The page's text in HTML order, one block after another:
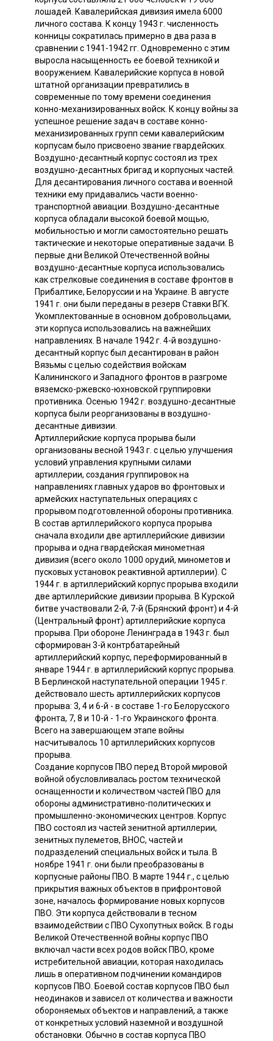
лошадей. Кавалерийская дивизия имела 6000
личного состава. К концу 1943 г. численность
конницы сократилась примерно в два раза в
сравнении с 1941-1942 гг. Одновременно с этим
выросла насыщенность ее боевой техникой и
вооружением. Кавалерийские корпуса в новой
штатной организации превратились в
современные по тому времени соединения
конно-механизированных войск. К концу войны за
успешное решение задач в составе конно-
механизированных групп семи кавалерийским
корпусам было присвоено звание гвардейских.
Воздушно-десантный корпус состоял из трех
воздушно-десантных бригад и корпусных частей.
Для десантирования личного состава и военной
техники ему придавались части военно-
транспортной авиации. Воздушно-десантные
корпуса обладали высокой боевой мощью,
мобильностью и могли самостоятельно решать
тактические и некоторые оперативные задачи. В
первые дни Великой Отечественной войны
воздушно-десантные корпуса использовались
как стрелковые соединения в составе фронтов в
Прибалтике, Белоруссии и на Украине. В августе
1941 г. они были переданы в резерв Ставки ВГК.
Укомплектованные в основном добровольцами,
эти корпуса использовались на важнейших
направлениях. В начале 1942 г. 4-й воздушно-
десантный корпус был десантирован в район
Вязьмы с целью содействия войскам
Калининского и Западного фронтов в разгроме
вяземско-ржевско-юхновской группировки
противника. Осенью 1942 г. воздушно-десантные
корпуса были реорганизованы в воздушно-
десантные дивизии.
Артиллерийские корпуса прорыва были
организованы весной 1943 г. с целью улучшения
условий управления крупными силами
артиллерии, создания группировок на
направлениях главных ударов во фронтовых и
армейских наступательных операциях с
прорывом подготовленной обороны противника.
В состав артиллерийского корпуса прорыва
сначала входили две артиллерийские дивизии
прорыва и одна гвардейская минометная
дивизия (всего около 1000 орудий, минометов и
пусковых установок реактивной артиллерии). С
1944 г. в артиллерийский корпус прорыва входили
две артиллерийские дивизии прорыва. В Курской
битве участвовали 2-й, 7-й (Брянский фронт) и 4-й
(Центральный фронт) артиллерийские корпуса
прорыва. При обороне Ленинграда в 1943 г. был
сформирован 3-й контрбатарейный
артиллерийский корпус, переформированный в
январе 1944 г. в артиллерийский корпус прорыва.
В Берлинской наступательной операции 1945 г.
действовало шесть артиллерийских корпусов
прорыва: 3, 4 и 6-й - в составе 1-го Белорусского
фронта, 7, 8 и 10-й - 1-го Украинского фронта.
Всего на завершающем этапе войны
насчитывалось 10 артиллерийских корпусов
прорыва.
Создание корпусов ПВО перед Второй мировой
войной обусловливалась ростом технической
оснащенности и количеством частей ПВО для
обороны административно-политических и
промышленно-экономических центров. Корпус
ПВО состоял из частей зенитной артиллерии,
зенитных пулеметов, ВНОС, частей и
подразделений специальных войск и тыла. В
ноябре 1941 г. они были преобразованы в
корпусные районы ПВО. В марте 1944 г., с целью
прикрытия важных объектов в прифронтовой
зоне, началось формирование новых корпусов
ПВО. Эти корпуса действовали в тесном
взаимодействии с ПВО Сухопутных войск. В годы
Великой Отечественной войны корпус ПВО
включал части всех родов войск ПВО, кроме
истребительной авиации, которая находилась
лишь в оперативном подчинении командиров
корпусов ПВО. Боевой состав корпусов ПВО был
неодинаков и зависел от количества и важности
обороняемых объектов и направлений, а также
от конкретных условий наземной и воздушной
обстановки. Обычно в состав корпуса ПВО